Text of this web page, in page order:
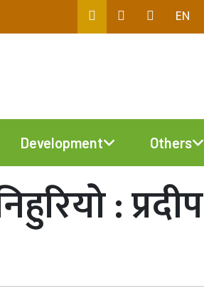
EN
Development Others
: प्रदीप